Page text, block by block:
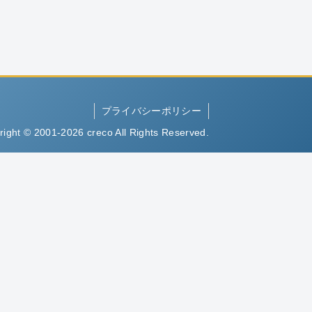
プライバシーポリシー
© 2001-2026 creco All Rights Reserved.